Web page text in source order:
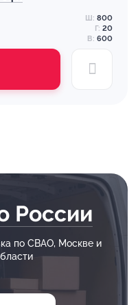
Ш: 800
Г: 20
В: 600
России
по СВАО, Москве и